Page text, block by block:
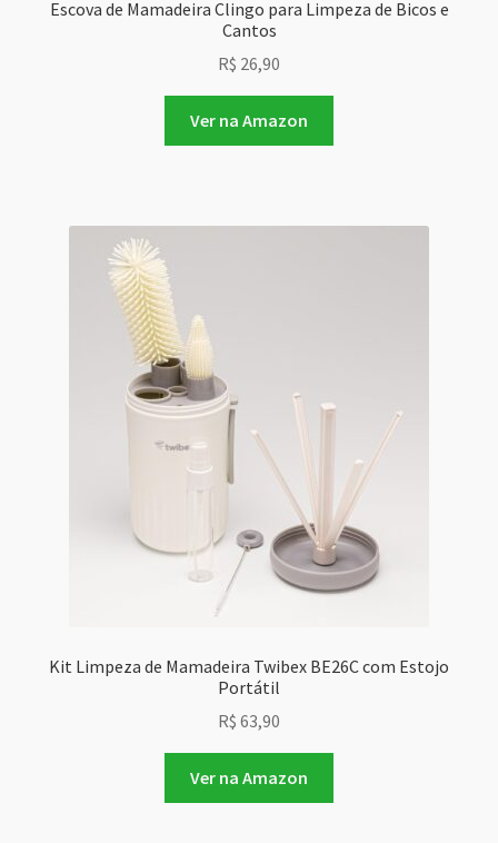
Escova de Mamadeira Clingo para Limpeza de Bicos e
Cantos
R$ 26,90
Ver na Amazon
Kit Limpeza de Mamadeira Twibex BE26C com Estojo
Portátil
R$ 63,90
Ver na Amazon